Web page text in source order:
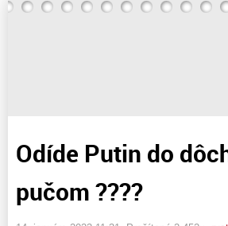
Najkomentovanejšie články
> Odíde Putin do dôchodku, alebo bude zvrhnutý
Odíde Putin do
pučom ????